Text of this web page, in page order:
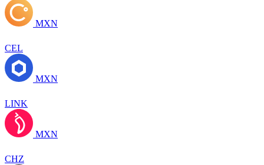
MXN
CEL
MXN
LINK
MXN
CHZ